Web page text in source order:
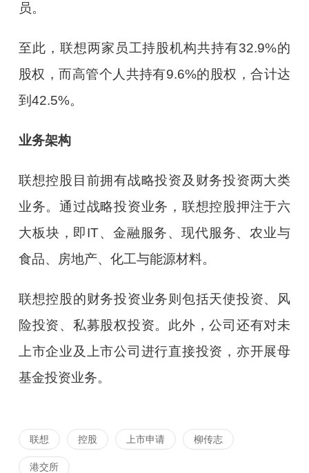
员。
至此，联想两家员工持股机构共持有32.9%的
股权，而高管个人共持有9.6%的股权，合计达
到42.5%。
业务架构
联想控股目前拥有战略投资及财务投资两大类
业务。通过战略投资业务，联想控股押注于六
大板块，即IT、金融服务、现代服务、农业与
食品、房地产、化工与能源材料。
联想控股的财务投资业务则包括天使投资、风
险投资、私募股权投资。此外，公司还有对未
上市企业及上市公司进行直接投资，亦开展母
基金投资业务。
联想 控股 上市申请 柳传志
港交所